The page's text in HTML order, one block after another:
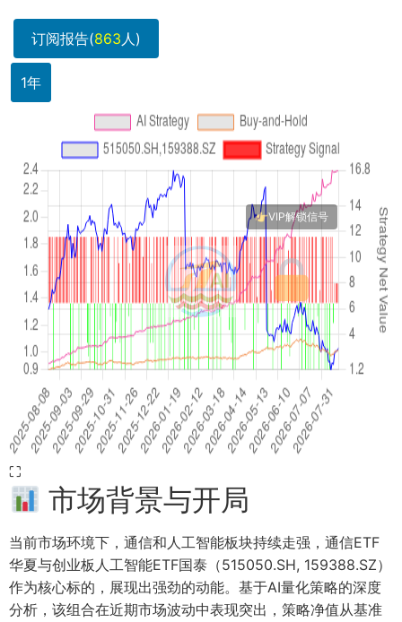
订阅报告(863人)
1年
⛶
市场背景与开局
当前市场环境下，通信和人工智能板块持续走强，通信ETF
华夏与创业板人工智能ETF国泰（515050.SH, 159388.SZ）
作为核心标的，展现出强劲的动能。基于AI量化策略的深度
分析，该组合在近期市场波动中表现突出，策略净值从基准